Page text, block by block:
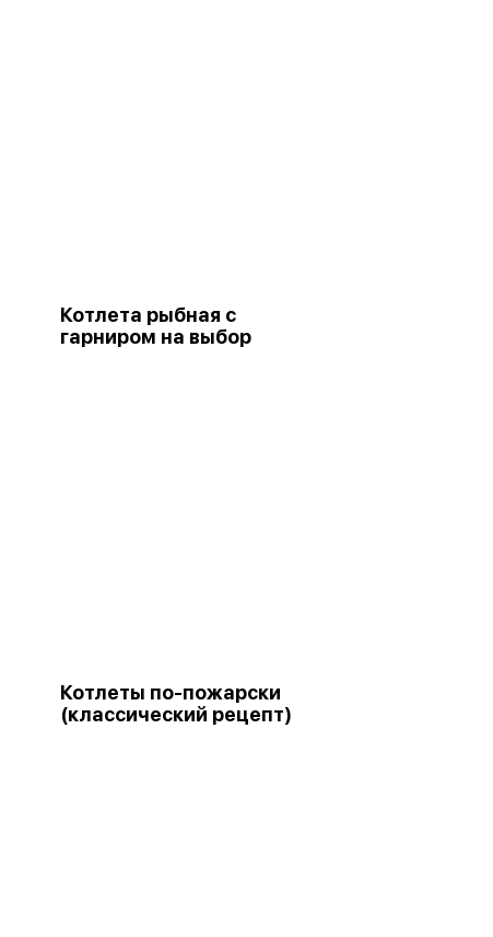
Котлета рыбная с
гарниром на выбор
Котлеты по-пожарски
(классический рецепт)